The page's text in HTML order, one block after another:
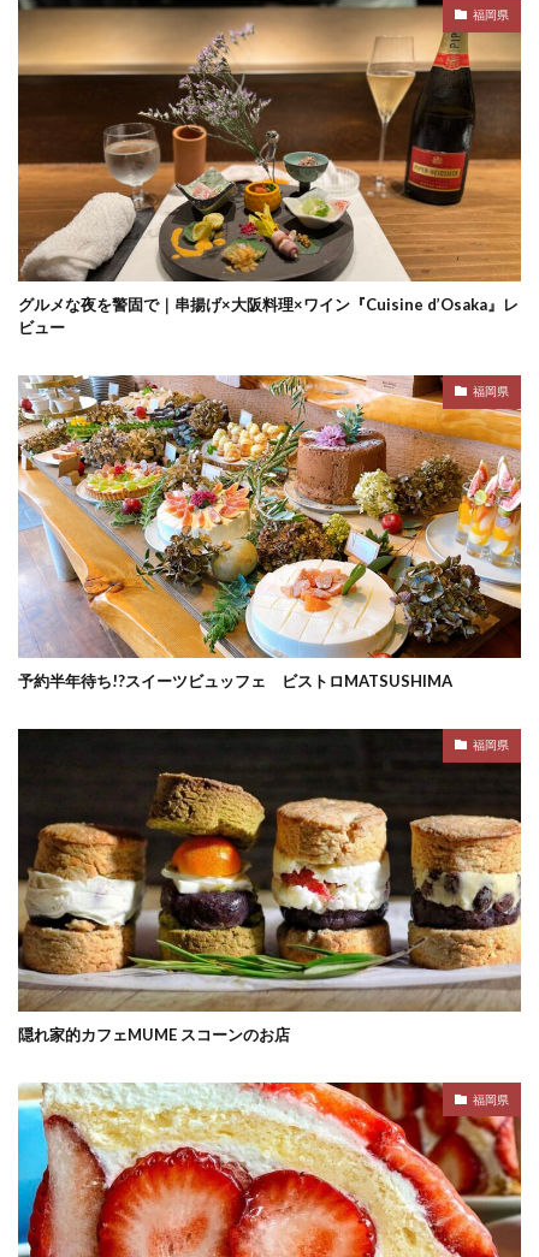
福岡県
グルメな夜を警固で｜串揚げ×大阪料理×ワイン『Cuisine d’Osaka』レ
ビュー
福岡県
予約半年待ち!?スイーツビュッフェ ビストロMATSUSHIMA
福岡県
隠れ家的カフェMUME スコーンのお店
福岡県